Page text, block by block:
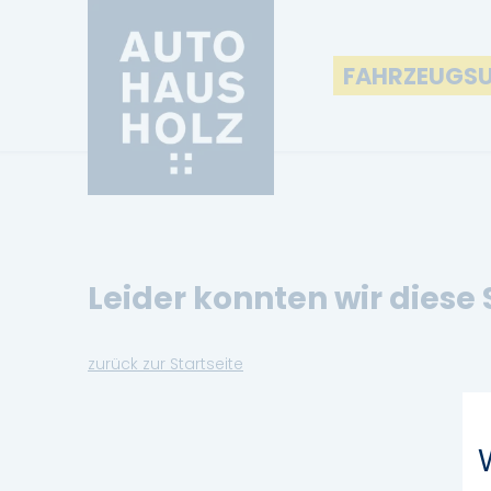
Leider konnten wir diese
zurück zur Startseite